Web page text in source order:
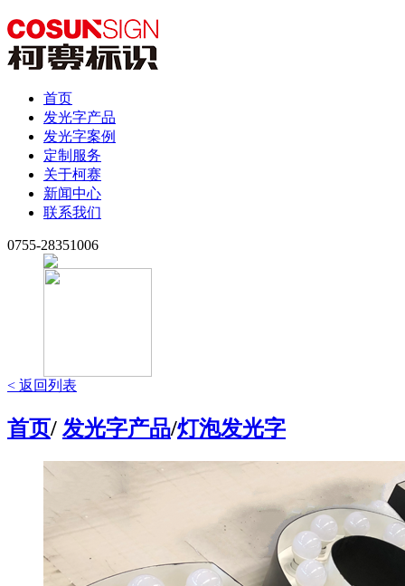
首页
发光字产品
发光字案例
定制服务
关于柯赛
新闻中心
联系我们
0755-28351006
< 返回列表
首页/ 发光字产品/灯泡发光字